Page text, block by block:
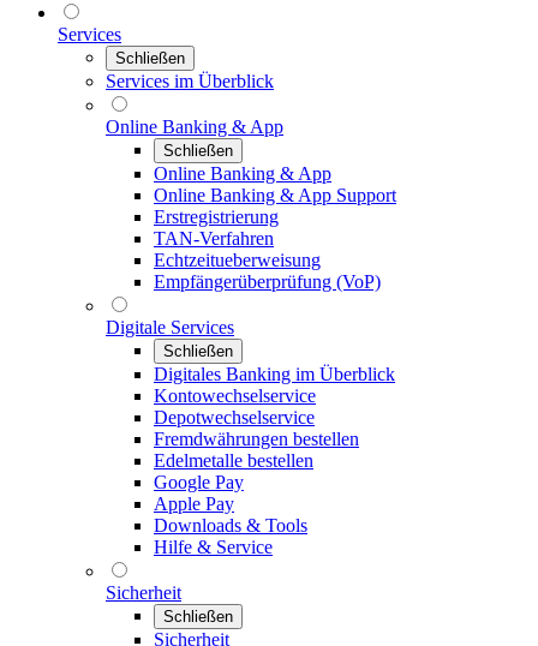
Services
Schließen
Services im Überblick
Online Banking & App
Schließen
Online Banking & App
Online Banking & App Support
Erstregistrierung
TAN-Verfahren
Echtzeitueberweisung
Empfängerüberprüfung (VoP)
Digitale Services
Schließen
Digitales Banking im Überblick
Kontowechselservice
Depotwechselservice
Fremdwährungen bestellen
Edelmetalle bestellen
Google Pay
Apple Pay
Downloads & Tools
Hilfe & Service
Sicherheit
Schließen
Sicherheit